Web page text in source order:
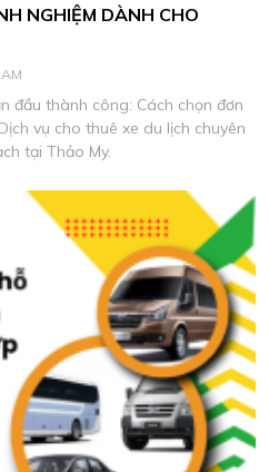
NGHIỆM DÀNH CHO
đầu thành công: Cách chọn đơn
vụ cho thuê xe du lịch chuyên
tại Thảo My.